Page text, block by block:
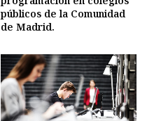
públicos de la Comunidad
de Madrid.